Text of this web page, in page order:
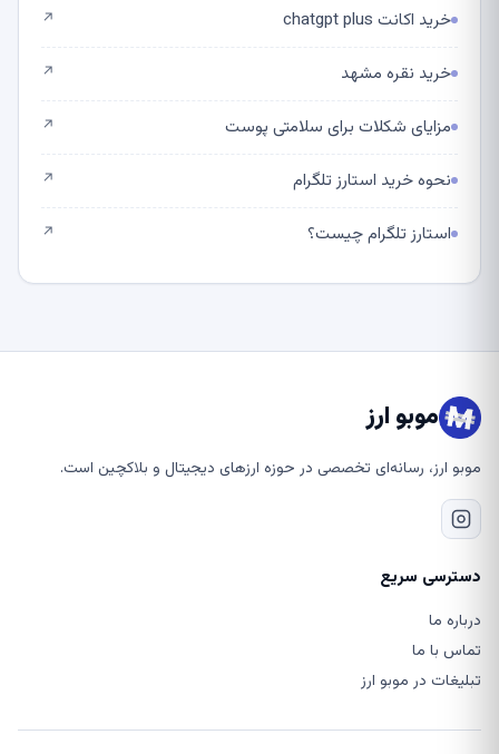
خرید اکانت chatgpt plus ↗
خرید نقره مشهد ↗
مزایای شکلات برای سلامتی پوست ↗
نحوه خرید استارز تلگرام ↗
استارز تلگرام چیست؟ ↗
موبو ارز
موبو ارز، رسانه‌ای تخصصی در حوزه ارزهای دیجیتال و بلاکچین است.
دسترسی سریع
درباره ما
تماس با ما
تبلیغات در موبو ارز